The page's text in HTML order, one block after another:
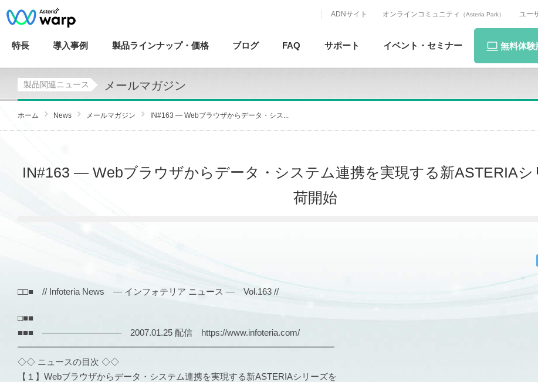
ADNサイト オンラインコミュニティ （Asteria Park） ユー
特長 導入事例 製品ラインナップ・ 価格 ブログ FAQ サポート イベント・ セミナー 無料体験
製品関連ニュース メールマガジン
ホーム News メールマガジン IN#163 — Webブラウザからデータ・シス...
IN#163 — Webブラウザからデータ・システム連携を実現する新ASTERIAシ
荷開始
□□■ // Infoteria News — インフォテリア ニュース — Vol.163 //
□■■
■■■ ――――――――― 2007.01.25 配信 https://www.infoteria.com/
━━━━━━━━━━━━━━━━━━━━━━━━━━━━━━━━━━━━
◇◇ ニュースの目次 ◇◇
【１】Webブラウザからデータ・システム連携を実現する新ASTERIAシリーズを